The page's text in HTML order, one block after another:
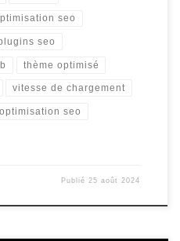
seo
seo
thème optimisé
vitesse de chargement
seo
Publié25 août 2024